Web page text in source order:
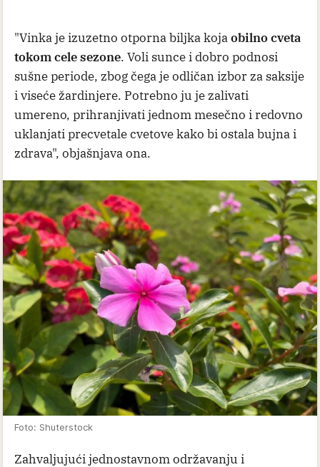
"Vinka je izuzetno otporna biljka kojaobilno cveta
tokom cele sezone. Voli sunce i dobro podnosi
sušne periode, zbog čega je odličan izbor za saksije
i viseće žardinjere. Potrebno ju je zalivati
umereno, prihranjivati jednom mesečno i redovno
uklanjati precvetale cvetove kako bi ostala bujna i
zdrava", objašnjava ona.
Foto: Shuterstock
Zahvaljujući jednostavnom održavanju i